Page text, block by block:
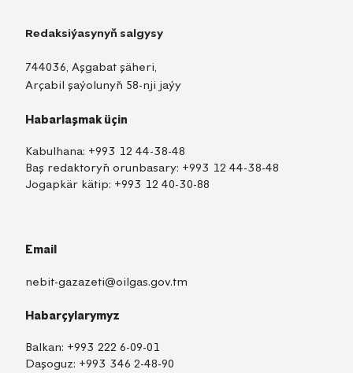
Redaksiýasynyň salgysy
744036, Aşgabat şäheri,
Arçabil şaýolunyň 58-nji jaýy
Habarlaşmak üçin
Kabulhana: +993 12 44-38-48
Baş redaktoryň orunbasary: +993 12 44-38-48
Jogapkär kätip: +993 12 40-30-88
Email
nebit-gazazeti@oilgas.gov.tm
Habarçylarymyz
Balkan: +993 222 6-09-01
Daşoguz: +993 346 2-48-90